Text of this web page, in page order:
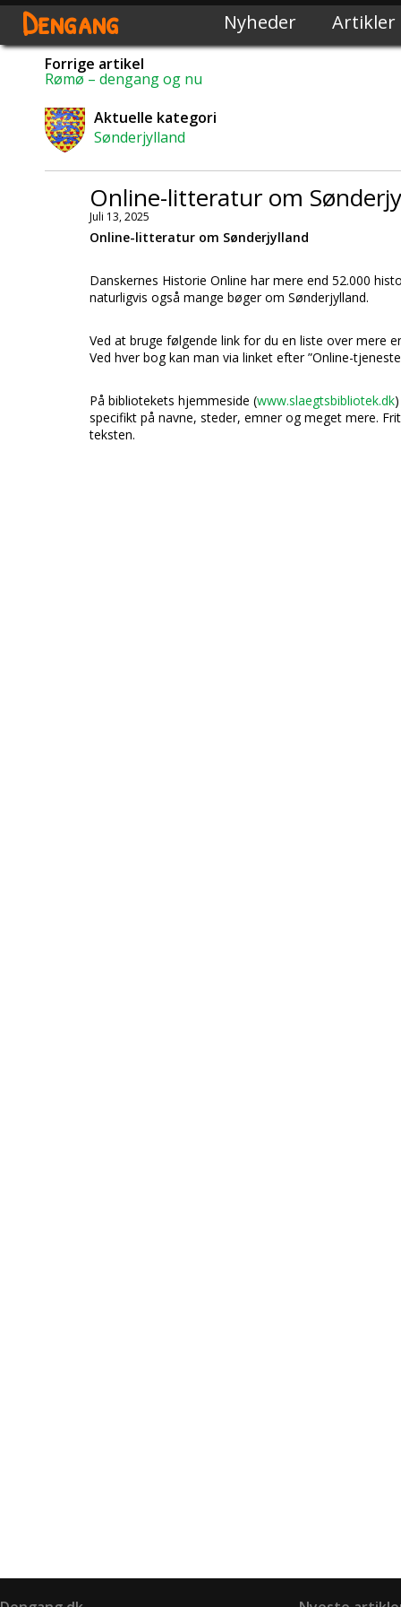
Dengang Nyheder Artikler
Forrige artikel
Rømø – dengang og nu
Aktuelle kategori
Sønderjylland
Online-litteratur om
Juli 13, 2025
Online-litteratur om Sønderjylland
Danskernes Historie Online har mere end 52.000
naturligvis også mange bøger om Sønderjylland.
Ved at bruge følgende link for du en liste over mere
Ved hver bog kan man via linket efter ”Online-
På bibliotekets hjemmeside (www.slaegtsbibliotek.dk
specifikt på navne, steder, emner og meget mere.
teksten.